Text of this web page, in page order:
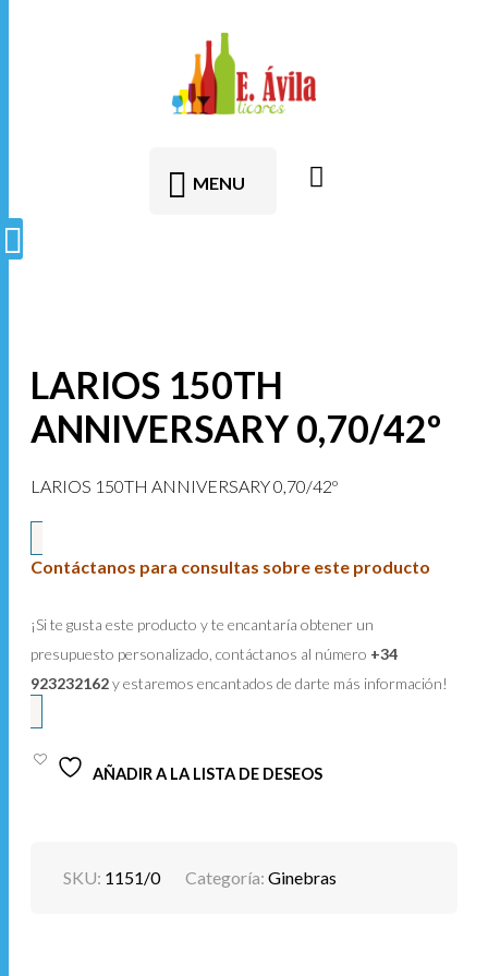
MENU
LARIOS 150TH
ANNIVERSARY 0,70/42º
LARIOS 150TH ANNIVERSARY 0,70/42º
Contáctanos para consultas sobre este producto
¡Si te gusta este producto y te encantaría obtener un
presupuesto personalizado, contáctanos al número +34
923232162y estaremos encantados de darte más información!
AÑADIR A LA LISTA DE DESEOS
SKU: 1151/0 Categoría:Ginebras